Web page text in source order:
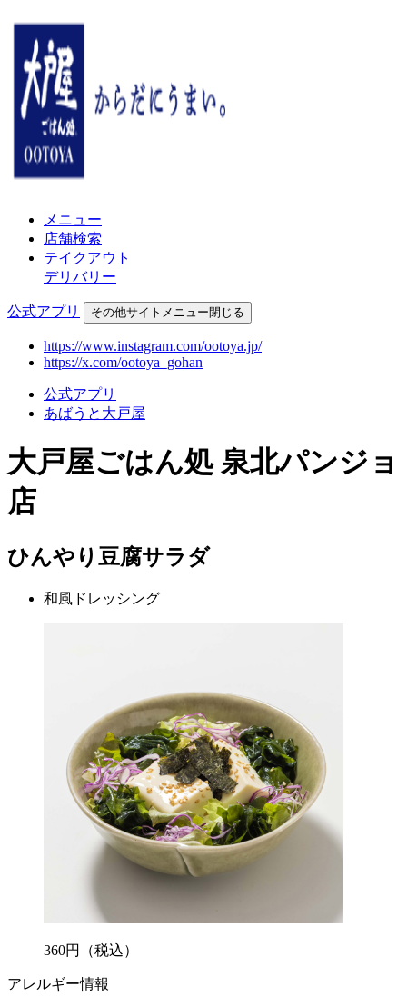
メニュー
店舗検索
テイクアウト
デリバリー
公式アプリ その他サイトメニュー閉じる
https://www.instagram.com/ootoya.jp/
https://x.com/ootoya_gohan
公式アプリ
あばうと大戸屋
大戸屋ごはん処 泉北パンジョ
店
ひんやり豆腐サラダ
和風ドレッシング
360円 （税込）
アレルギー情報